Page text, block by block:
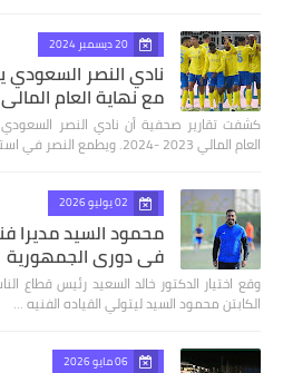
20 ديسمبر 2024
نادي النصر السعودي
مع نهاية العام المالي
كشفت تقارير صحفية أن نادي النصر
العام المالي 2023 -2024. ويطمع النصر في استعاد…
02 يوليو 2026
محمود السيد مديرا
في دوري الجمهورية
وقع اختيار الدكتور خالد السعيد رئيس قطاع
الكابتن محمود السيد ليتولي القياده الفنيه …
06 مايو 2026